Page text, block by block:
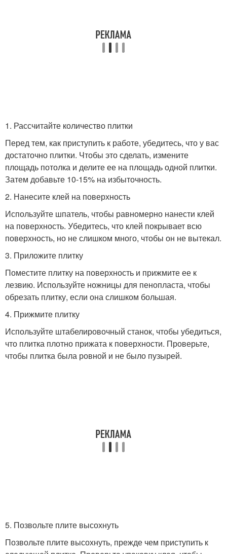
1. Рассчитайте количество плитки
Перед тем, как приступить к работе, убедитесь, что у вас
достаточно плитки. Чтобы это сделать, измените
площадь потолка и делите ее на площадь одной плитки.
Затем добавьте 10-15% на избыточность.
2. Нанесите клей на поверхность
Используйте шпатель, чтобы равномерно нанести клей
на поверхность. Убедитесь, что клей покрывает всю
поверхность, но не слишком много, чтобы он не вытекал.
3. Приложите плитку
Поместите плитку на поверхность и прижмите ее к
лезвию. Используйте ножницы для пенопласта, чтобы
обрезать плитку, если она слишком большая.
4. Прижмите плитку
Используйте штабелировочный станок, чтобы убедиться,
что плитка плотно прижата к поверхности. Проверьте,
чтобы плитка была ровной и не было пузырей.
5. Позвольте плите высохнуть
Позвольте плите высохнуть, прежде чем приступить к